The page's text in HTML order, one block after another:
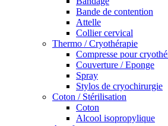
Bande de contention
Attelle
Collier cervical
Thermo / Cryothérapie
Compresse pour
Couverture / Eponge
Spray
Stylos de cryochirurgie
Coton / Stérilisation
Coton
Alcool isopropylique